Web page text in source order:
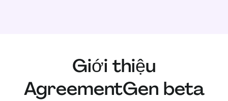
Giới thiệu
AgreementGen beta